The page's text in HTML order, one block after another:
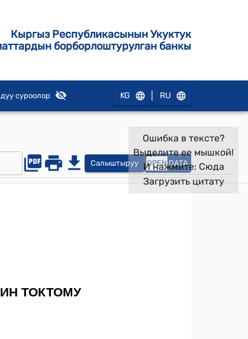
Кыргыз Республикасынын Укуктук
борборлоштурулган банкы
суроолор KG RU
Салыштыруу OPEN DATA
Ошибка в тексте?
Выделите ее мышкой!
И нажмите: Сюда
Загрузить цитату